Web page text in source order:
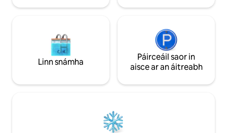
Linn snámha
Páirceáil saor in
aisce ar an áitreabh